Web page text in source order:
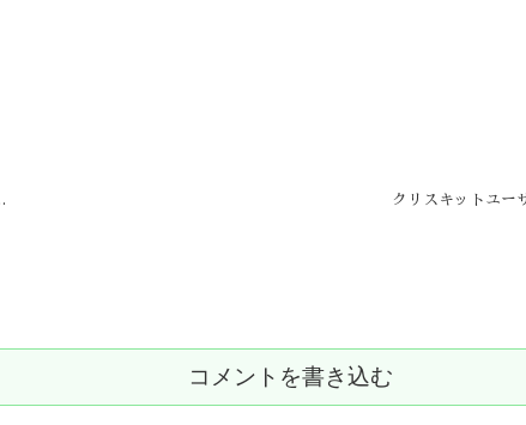
クリスキットユー
コメントを書き込む